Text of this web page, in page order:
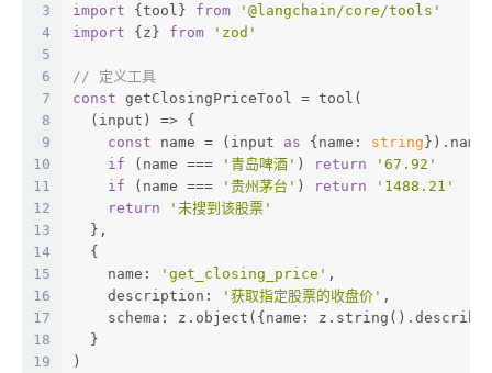
3
4
5
6
7
8
9
10
11
12
13
14
15
16
17
18
19
import {tool} from
'@langchain/core/tools'
import {z} from 'zod'
// 定义工具
const getClosingPriceTool = tool(
  (input) => {
const name = (input as {name: string }).name
if (name === '青岛啤酒' ) return
'67.92'
if (name === '贵州茅台' ) return
'1488.21'
return
'未搜到该股票'
  },
  {
    name:
'get_closing_price' ,
    description:
'获取指定股票的收盘价' ,
schema: z.object({name:
  }
)